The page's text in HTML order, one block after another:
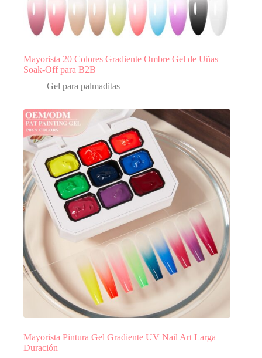
Mayorista 20 Colores Gradiente Ombre Gel de Uñas
Soak-Off para B2B
Gel para palmaditas
Mayorista Pintura Gel Gradiente UV Nail Art Larga
Duración